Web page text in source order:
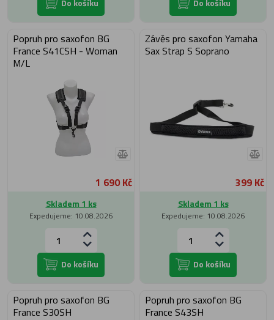
Do košíku Do košíku
Popruh pro saxofon BG
France S41CSH - Woman
M/L
1 690 Kč
Skladem 1 ks
Expedujeme: 10.08.2026
Do košíku
Závěs pro saxofon Yamaha
Sax Strap S Soprano
399 Kč
Skladem 1 ks
Expedujeme: 10.08.2026
Do košíku
Popruh pro saxofon BG
France S30SH
Popruh pro saxofon BG
France S43SH